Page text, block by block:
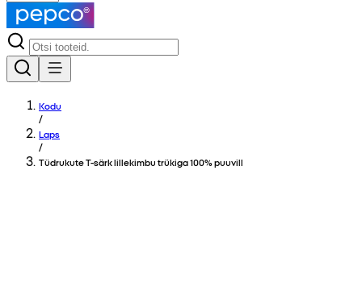
Kodu
/
Laps
/
Tüdrukute T-särk lillekimbu trükiga 100% puuvill